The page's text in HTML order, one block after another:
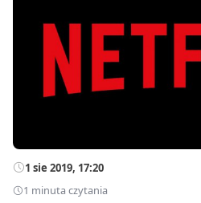
1 sie 2019, 17:20
1 minuta czytania